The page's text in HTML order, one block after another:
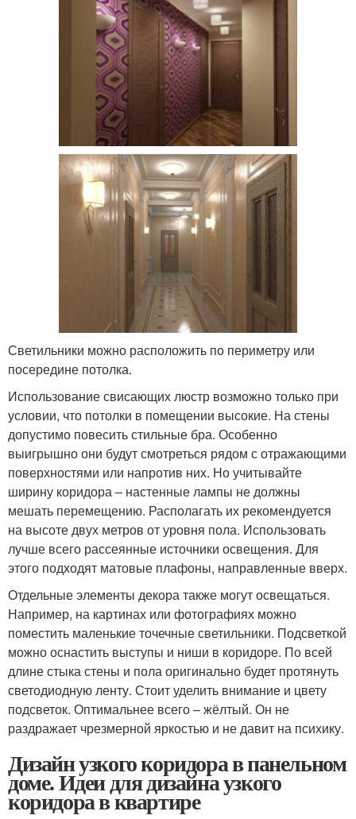
Светильники можно расположить по периметру или
посередине потолка.
Использование свисающих люстр возможно только при
условии, что потолки в помещении высокие. На стены
допустимо повесить стильные бра. Особенно
выигрышно они будут смотреться рядом с отражающими
поверхностями или напротив них. Но учитывайте
ширину коридора – настенные лампы не должны
мешать перемещению. Располагать их рекомендуется
на высоте двух метров от уровня пола. Использовать
лучше всего рассеянные источники освещения. Для
этого подходят матовые плафоны, направленные вверх.
Отдельные элементы декора также могут освещаться.
Например, на картинах или фотографиях можно
поместить маленькие точечные светильники. Подсветкой
можно оснастить выступы и ниши в коридоре. По всей
длине стыка стены и пола оригинально будет протянуть
светодиодную ленту. Стоит уделить внимание и цвету
подсветок. Оптимальнее всего – жёлтый. Он не
раздражает чрезмерной яркостью и не давит на психику.
Дизайн узкого коридора в панельном
доме. Идеи для дизайна узкого
коридора в квартире